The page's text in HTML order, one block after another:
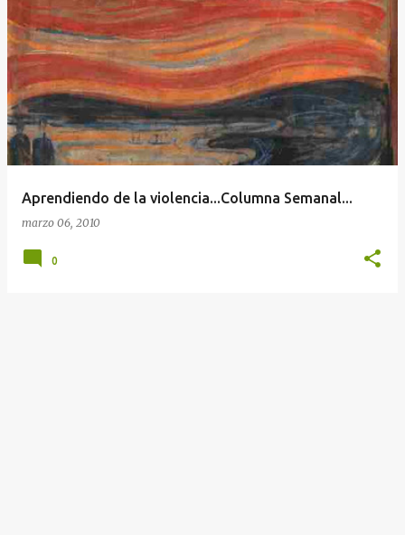
n
t
r
a
d
a
s
Aprendiendo de la violencia...Columna Semanal...
marzo 06, 2010
0